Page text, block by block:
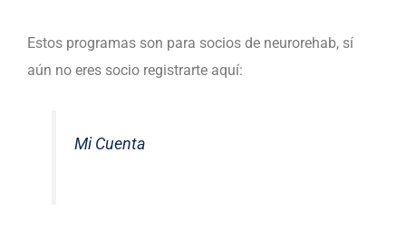
Estos programas son para socios de neurorehab, sí
aún no eres socio registrarte aquí:
Mi Cuenta